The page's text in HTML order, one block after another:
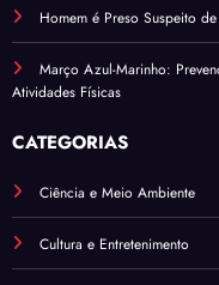
Homem é Preso Suspeito
Março Azul-Marinho:
Atividades Físicas
CATEGORIAS
Ciência e Meio Ambiente
Cultura e Entretenimento